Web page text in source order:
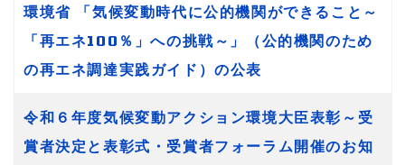
環境省 「気候変動時代に公的機関ができること～
「再エネ100％」への挑戦～」（公的機関のため
の再エネ調達実践ガイド）の公表
令和６年度気候変動アクション環境大臣表彰～受
賞者決定と表彰式・受賞者フォーラム開催のお知